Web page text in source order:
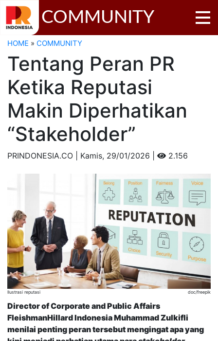
COMMUNITY
HOME » COMMUNITY
Tentang Peran PR
Ketika Reputasi
Makin Diperhatikan
“Stakeholder”
PRINDONESIA.CO | Kamis, 29/01/2026 | 2.156
Ilustrasi reputasi doc/freepik
Director of Corporate and Public Affairs
FleishmanHillard Indonesia Muhammad Zulkifli
menilai penting peran tersebut mengingat apa yang